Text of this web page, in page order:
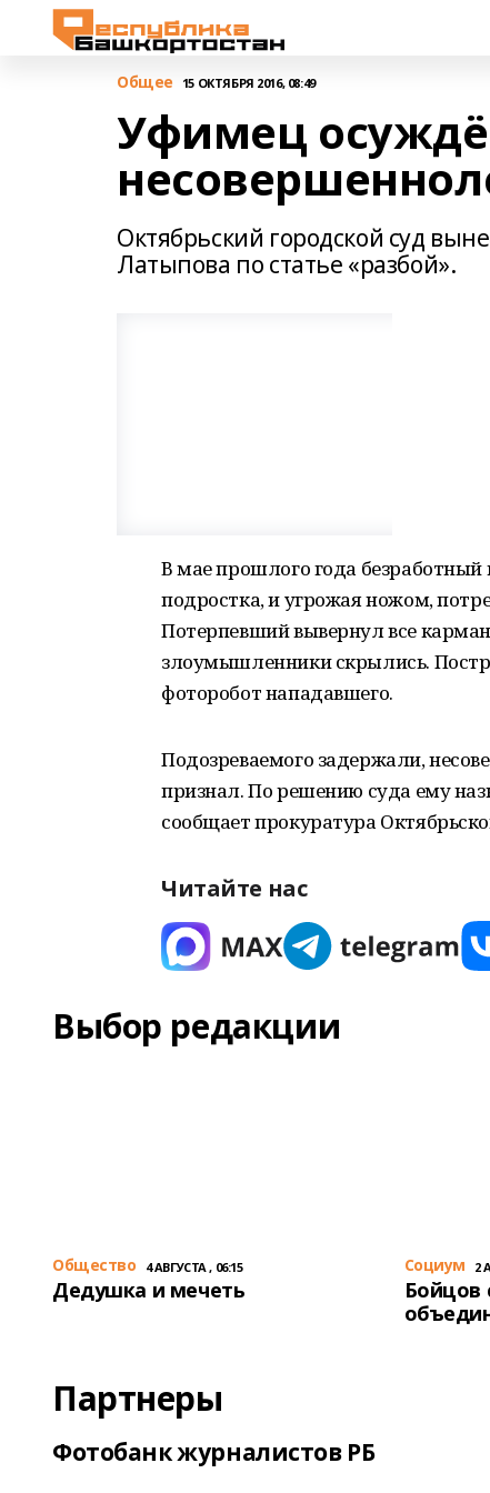
Общее 15 ОКТЯБРЯ 2016, 08:49
Уфимец
Октябрьский городской суд
Латыпова по статье «разбой».
В мае прошлого года
подростка, и угрожая ножом,
Потерпевший вывернул все
злоумышленники скрылись.
фоторобот нападавшего.
Подозреваемого задержали,
признал. По решению суда ему
сообщает прокуратура
Читайте нас
Выбор редакции
Общество 4 АВГУСТА , 06:15
Дедушка и мечеть
Cоциум 2
Бойцов
Партнеры
Фотобанк журналистов РБ